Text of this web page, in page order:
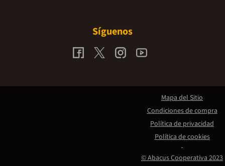
Síguenos
© Abacus Cooperativa 2023
Mapa del Sitio
Condiciones de compra
Política de privacidad
Política de cookies